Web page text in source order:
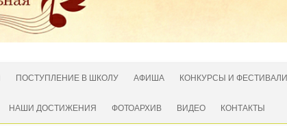
ПОСТУПЛЕНИЕ В ШКОЛУ АФИША КОНКУРСЫ И ФЕСТИВАЛИ
НАШИ ДОСТИЖЕНИЯ ФОТОАРХИВ ВИДЕО КОНТАКТЫ